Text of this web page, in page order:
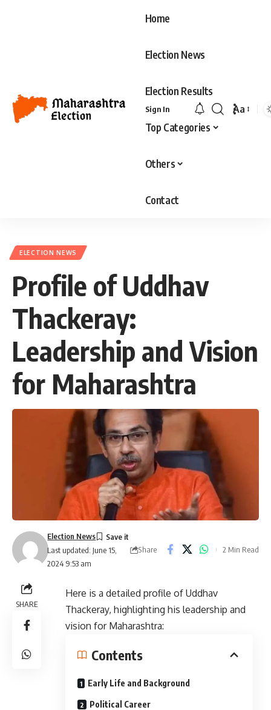
Home
Election News
Election Results
Top Categories
Others
Contact
Sign In Aa
ELECTION NEWS
Profile of Uddhav
Thackeray:
Leadership and Vision
for Maharashtra
Last updated: June 15,
2024 9:53 am
Election News
Share
2 Min Read
SHARE
Here is a detailed profile of Uddhav
Thackeray, highlighting his leadership and
vision for Maharashtra:
Contents
Early Life and Background
Political Career